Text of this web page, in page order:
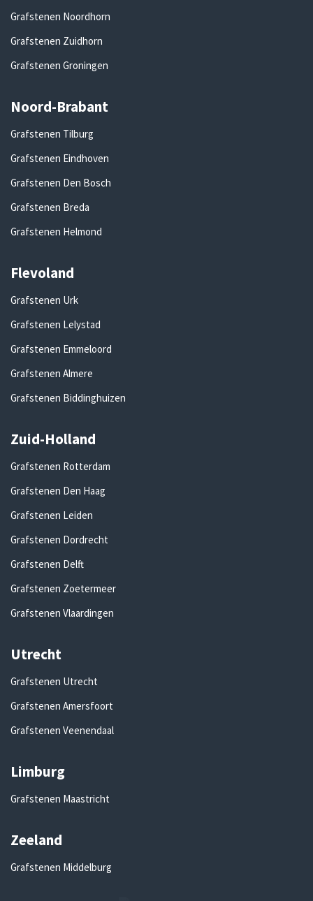
Grafstenen Noordhorn
Grafstenen Zuidhorn
Grafstenen Groningen
Noord-Brabant
Grafstenen Tilburg
Grafstenen Eindhoven
Grafstenen Den Bosch
Grafstenen Breda
Grafstenen Helmond
Flevoland
Grafstenen Urk
Grafstenen Lelystad
Grafstenen Emmeloord
Grafstenen Almere
Grafstenen Biddinghuizen
Zuid-Holland
Grafstenen Rotterdam
Grafstenen Den Haag
Grafstenen Leiden
Grafstenen Dordrecht
Grafstenen Delft
Grafstenen Zoetermeer
Grafstenen Vlaardingen
Utrecht
Grafstenen Utrecht
Grafstenen Amersfoort
Grafstenen Veenendaal
Limburg
Grafstenen Maastricht
Zeeland
Grafstenen Middelburg